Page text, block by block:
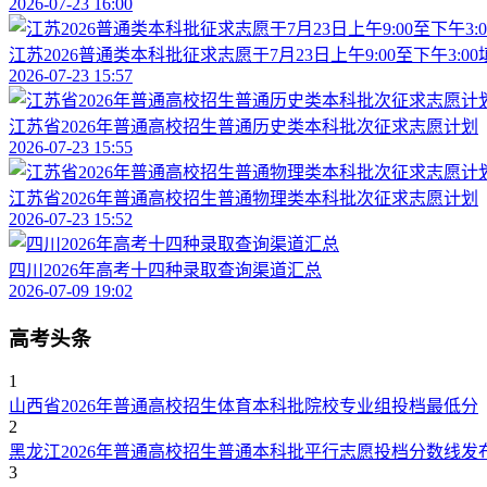
2026-07-23 16:00
江苏2026普通类本科批征求志愿于7月23日上午9:00至下午3:00
2026-07-23 15:57
江苏省2026年普通高校招生普通历史类本科批次征求志愿计划
2026-07-23 15:55
江苏省2026年普通高校招生普通物理类本科批次征求志愿计划
2026-07-23 15:52
四川2026年高考十四种录取查询渠道汇总
2026-07-09 19:02
高考头条
1
山西省2026年普通高校招生体育本科批院校专业组投档最低分
2
黑龙江2026年普通高校招生普通本科批平行志愿投档分数线发
3